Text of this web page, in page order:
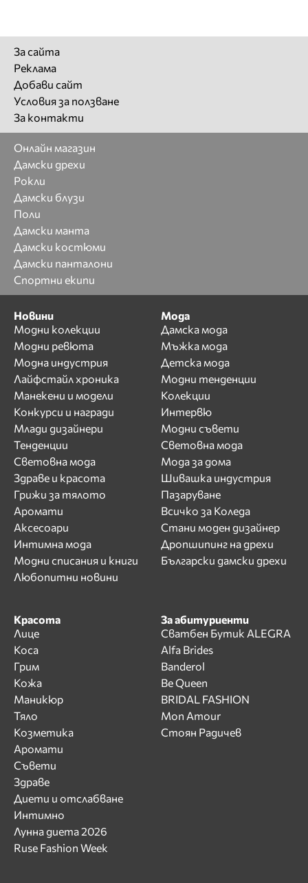
За сайта
Реклама
Добави сайт
Условия за ползване
За контакти
Онлайн магазин
Дамски дрехи
Рокли
Дамски блузи
Поли
Дамски манта
Дамски костюми
Дамски панталони
Спортни екипи
Новини
Модни колекции
Модни ревюта
Модна индустрия
Лайфстайл хроника
Манекени и модели
Конкурси и награди
Млади дизайнери
Тенденции
Световна мода
Здраве и красота
Грижи за тялото
Аромати
Аксесоари
Интимна мода
Модни списания и книги
Любопитни новини
Мода
Дамска мода
Мъжка мода
Детска мода
Модни тенденции
Колекции
Интервю
Модни съвети
Световна мода
Мода за дома
Шивашка индустрия
Пазаруване
Всичко за Коледа
Стани моден дизайнер
Дропшипинг на дрехи
Български дамски дрехи
Красота
Лице
Коса
Грим
Кожа
Маникюр
Тяло
Козметика
Аромати
Съвети
Здраве
Диети и отслабване
Интимно
Лунна диета 2026
Ruse Fashion Week
За абитуриенти
Сватбен Бутик ALEGRA
Alfa Brides
Banderol
Be Queen
BRIDAL FASHION
Mon Amour
Стоян Радичев